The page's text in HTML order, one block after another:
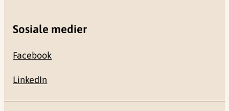
Sosiale medier
Facebook
LinkedIn